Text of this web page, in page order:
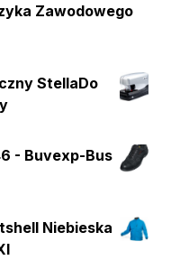
Zawodowego
StellaDo
- Buvexp-Bus
Niebieska